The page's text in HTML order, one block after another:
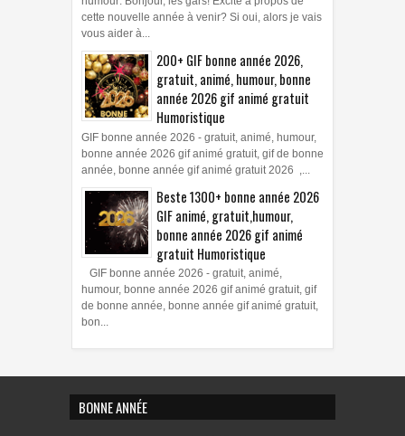
cette nouvelle année à venir? Si oui, alors je vais
vous aider à...
200+ GIF bonne année 2026,
gratuit, animé, humour, bonne
année 2026 gif animé gratuit
Humoristique
GIF bonne année 2026 - gratuit, animé, humour,
bonne année 2026 gif animé gratuit, gif de bonne
année, bonne année gif animé gratuit 2026 ,...
Beste 1300+ bonne année 2026
GIF animé, gratuit,humour,
bonne année 2026 gif animé
gratuit Humoristique
GIF bonne année 2026 - gratuit, animé,
humour, bonne année 2026 gif animé gratuit, gif
de bonne année, bonne année gif animé gratuit,
bon...
BONNE ANNÉE